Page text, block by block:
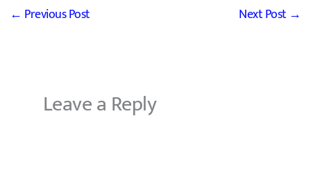
← Previous Post Next Post →
Leave a Reply